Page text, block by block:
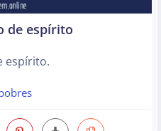
de espírito
espírito.